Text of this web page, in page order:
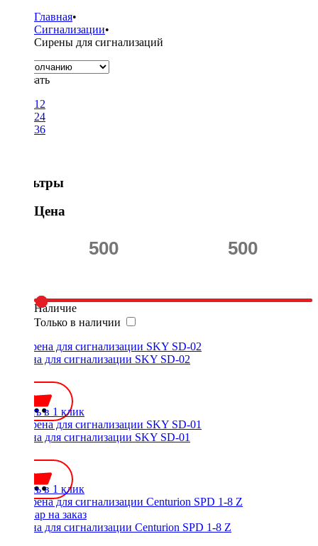
Главная•
Сигнализации•
Сирены для сигнализаций
Показать
12
24
36
Фильтры
Цена
Наличие
Только в наличии
Сирена для сигнализации SKY SD-02
Купить в 1 клик
Сирена для сигнализации SKY SD-01
Купить в 1 клик
Сирена для сигнализации Centurion SPD 1-8 Z